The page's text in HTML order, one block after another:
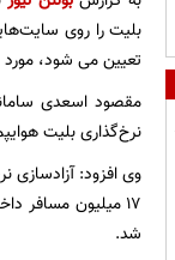
بلیت را روی
تعیین می شود،
مقصود اسعدی
نرخ‌گذاری بلیت هوایپما تاکیدی بر اجرای ماده ۱۶۱ قانون
شد.